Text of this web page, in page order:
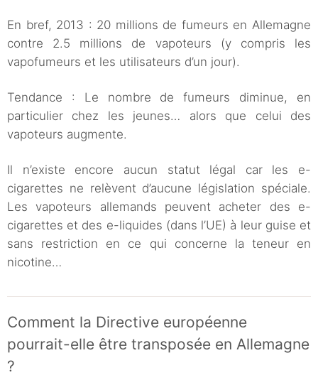
En bref, 2013 : 20 millions de fumeurs en Allemagne
contre 2.5 millions de vapoteurs (y compris les
vapofumeurs et les utilisateurs d’un jour).
Tendance : Le nombre de fumeurs diminue, en
particulier chez les jeunes… alors que celui des
vapoteurs augmente.
Il n’existe encore aucun statut légal car les e-
cigarettes ne relèvent d’aucune législation spéciale.
Les vapoteurs allemands peuvent acheter des e-
cigarettes et des e-liquides (dans l’UE) à leur guise et
sans restriction en ce qui concerne la teneur en
nicotine…
Comment la Directive européenne
pourrait-elle être transposée en Allemagne
?